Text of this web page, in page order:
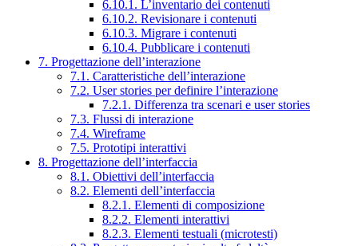
6.10.1. L’inventario dei contenuti
6.10.2. Revisionare i contenuti
6.10.3. Migrare i contenuti
6.10.4. Pubblicare i contenuti
7. Progettazione dell’interazione
7.1. Caratteristiche dell’interazione
7.2. User stories per definire l’interazione
7.2.1. Differenza tra scenari e user stories
7.3. Flussi di interazione
7.4. Wireframe
7.5. Prototipi interattivi
8. Progettazione dell’interfaccia
8.1. Obiettivi dell’interfaccia
8.2. Elementi dell’interfaccia
8.2.1. Elementi di composizione
8.2.2. Elementi interattivi
8.2.3. Elementi testuali (microtesti)